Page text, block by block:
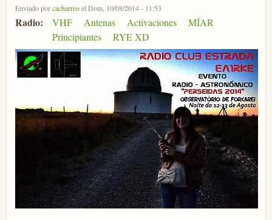
Enviado porcacharreoel Dom, 10/08/2014 - 11:53
Radio: VHF Antenas Activaciones
MÍAR
Principiantes
RYE XD